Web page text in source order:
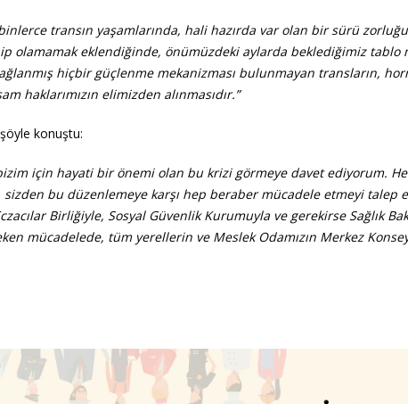
transın yaşamlarında, hali hazırda var olan bir sürü
olamamak eklendiğinde, önümüzdeki aylarda beklediğimiz tablo
hiçbir güçlenme mekanizması bulunmayan transların,
haklarımızın elimizden alınmasıdır.”
konuştu:
için hayati bir önemi olan bu krizi görmeye davet ediyorum.
sizden bu düzenlemeye karşı hep beraber mücadele etmeyi talep
Birliğiyle, Sosyal Güvenlik Kurumuyla ve gerekirse Sağlık
mücadelede, tüm yerellerin ve Meslek Odamızın Merkez